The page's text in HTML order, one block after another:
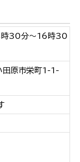
時30分～16時30
田原市栄町1-1-